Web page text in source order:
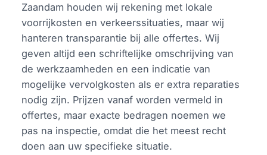
Zaandam houden wij rekening met lokale
voorrijkosten en verkeerssituaties, maar wij
hanteren transparantie bij alle offertes. Wij
geven altijd een schriftelijke omschrijving van
de werkzaamheden en een indicatie van
mogelijke vervolgkosten als er extra reparaties
nodig zijn. Prijzen vanaf worden vermeld in
offertes, maar exacte bedragen noemen we
pas na inspectie, omdat die het meest recht
doen aan uw specifieke situatie.